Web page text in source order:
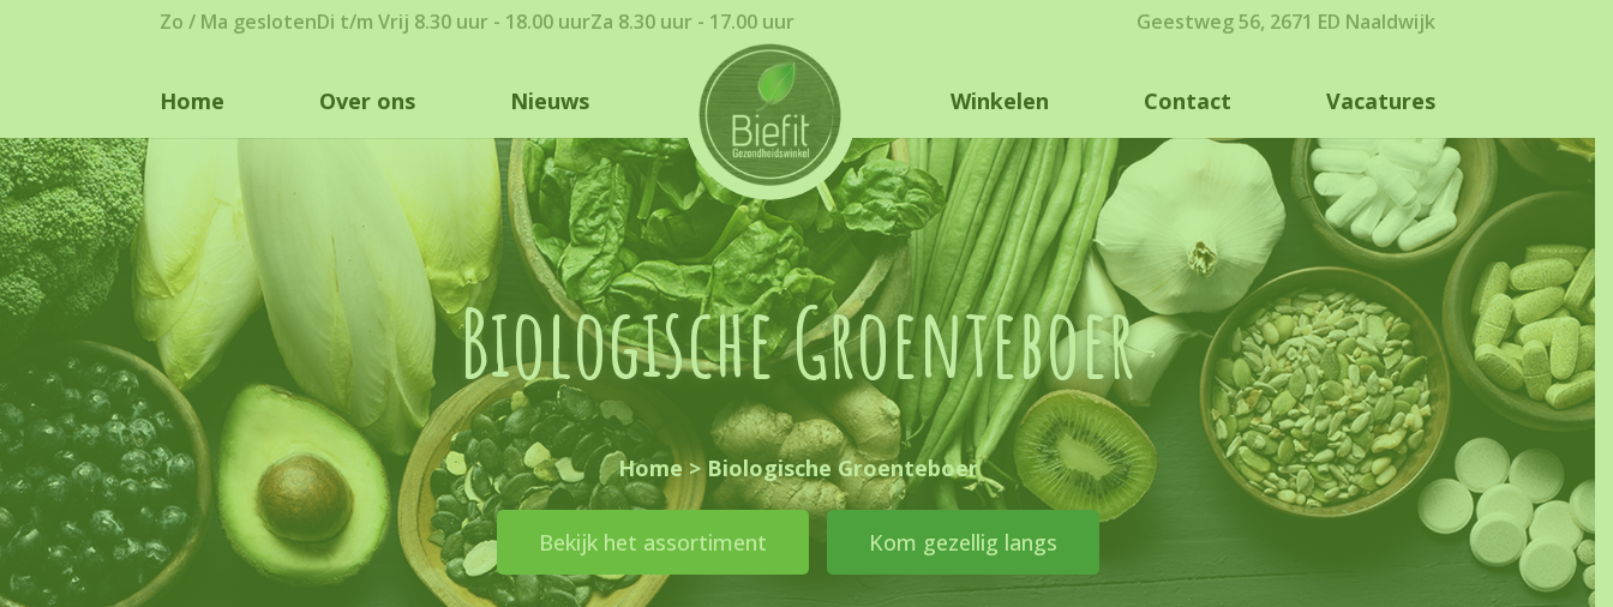
Zo / Ma geslotenDi t/m Vrij 8.30 uur - 18.00 uurZa 8.30 uur - 17.00 uur Geestweg 56, 2671 ED Naaldwijk
Home Over ons Nieuws Winkelen Contact Vacatures
Biologische Groenteboer
Home>Biologische Groenteboer
Bekijk het assortiment Kom gezellig langs